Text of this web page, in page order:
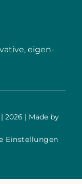
eigen­
2026 | Made by
Einstellungen